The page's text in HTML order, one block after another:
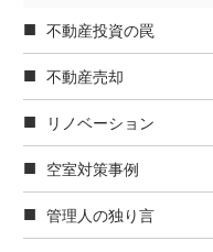
不動産投資の罠
不動産売却
リノベーション
空室対策事例
管理人の独り言